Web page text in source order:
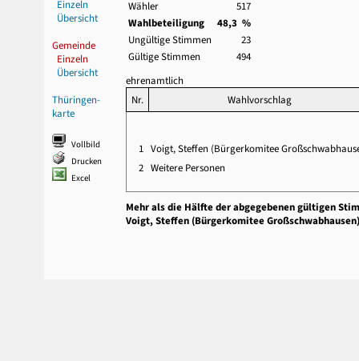
Einzeln
Übersicht
Gemeinde
Einzeln
Übersicht
Thüringen-
karte
Vollbild
Drucken
Excel
Wähler
517
Wahlbeteiligung
48,3 %
Ungültige Stimmen
23
Gültige Stimmen
494
ehrenamtlich
Nr.
Wahlvorschlag
1 Voigt, Steffen (Bürgerkomitee
2 Weitere Personen
Mehr als die Hälfte der abgegebenen gültigen
Voigt, Steffen (Bürgerkomitee Großschwabhausen)